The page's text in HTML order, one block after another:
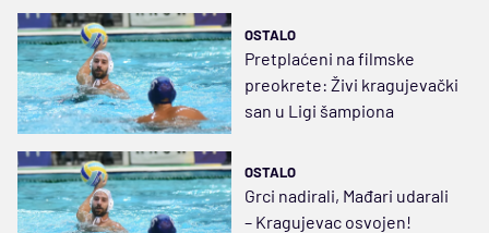
OSTALO
Pretplaćeni na filmske
preokrete: Živi kragujevački
san u Ligi šampiona
OSTALO
Grci nadirali, Mađari udarali
– Kragujevac osvojen!